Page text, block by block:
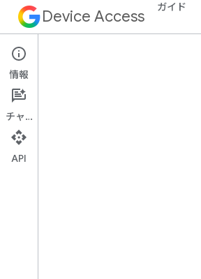
Device Access ガイド
トレイト
トレイト
情報
チャット
API